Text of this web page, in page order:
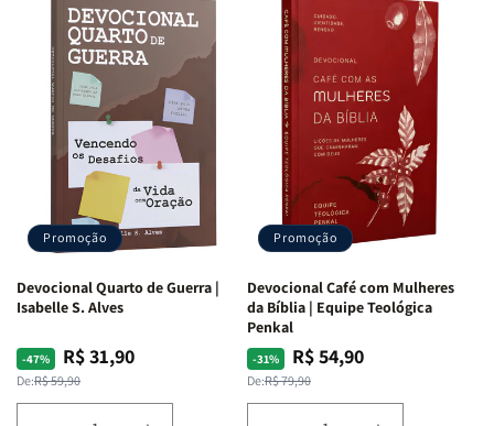
Promoção
Devocional Quarto de Guerra |
Isabelle S. Alves
-47%
Preço
normal
De:R$ 59,90
Preço
promocional
R$ 31,90
Promoção
Devocional Café com Mulheres
da Bíblia | Equipe Teológica
Penkal
-31%
Preço
normal
De:R$ 79,90
Preço
promocional
R$ 54,90